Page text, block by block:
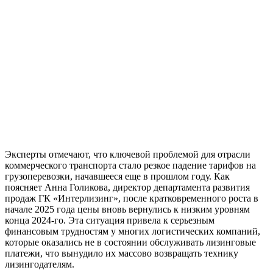
Эксперты отмечают, что ключевой проблемой для отрасли
коммерческого транспорта стало резкое падение тарифов на
грузоперевозки, начавшееся еще в прошлом году. Как
поясняет Анна Голикова, директор департамента развития
продаж ГК «Интерлизинг», после кратковременного роста в
начале 2025 года цены вновь вернулись к низким уровням
конца 2024-го. Эта ситуация привела к серьезным
финансовым трудностям у многих логистических компаний,
которые оказались не в состоянии обслуживать лизинговые
платежи, что вынудило их массово возвращать технику
лизингодателям.